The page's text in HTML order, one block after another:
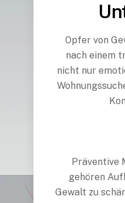
Opfer von
nach einem
nicht nur
Präventive
gehören
Gewalt zu